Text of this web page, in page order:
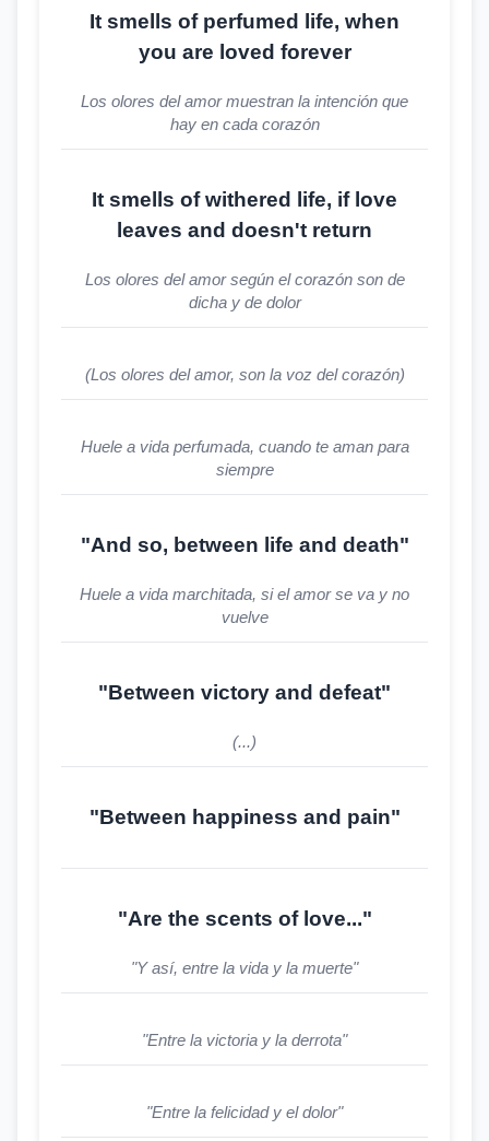
It smells of perfumed life, when
you are loved forever
Los olores del amor muestran la intención que
hay en cada corazón
It smells of withered life, if love
leaves and doesn't return
Los olores del amor según el corazón son de
dicha y de dolor
(Los olores del amor, son la voz del corazón)
Huele a vida perfumada, cuando te aman para
siempre
"And so, between life and death"
Huele a vida marchitada, si el amor se va y no
vuelve
"Between victory and defeat"
(...)
"Between happiness and pain"
"Are the scents of love..."
"Y así, entre la vida y la muerte"
"Entre la victoria y la derrota"
"Entre la felicidad y el dolor"